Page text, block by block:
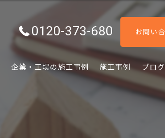
0120-373-680 お問い
企業・工場の施工事例 施工事例 ブログ